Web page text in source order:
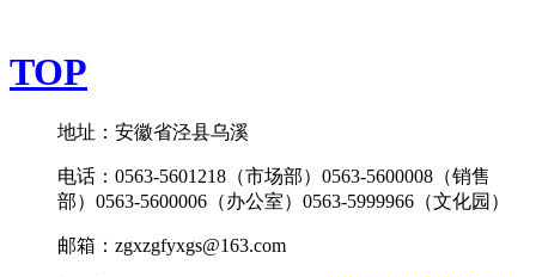
TOP
地址：安徽省泾县乌溪
电话：0563-5601218（市场部）0563-5600008（销售
部）0563-5600006（办公室）0563-5999966（文化园）
邮箱：zgxzgfyxgs@163.com